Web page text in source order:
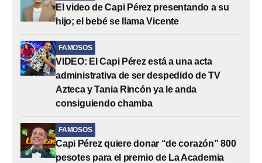
El video de Capi Pérez presentando a su
hijo; el bebé se llama Vicente
FAMOSOS
VIDEO: El Capi Pérez está a una acta
administrativa de ser despedido de TV
Azteca y Tania Rincón ya le anda
consiguiendo chamba
FAMOSOS
Capi Pérez quiere donar “de corazón” 800
pesotes para el premio de La Academia